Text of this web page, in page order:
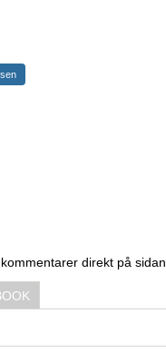
direkt på sidan.